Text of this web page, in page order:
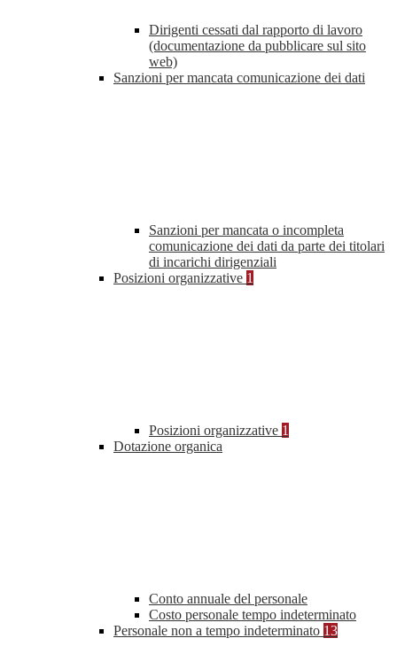
Dirigenti cessati dal rapporto di lavoro
(documentazione da pubblicare sul sito
web)
Sanzioni per mancata comunicazione dei dati
Sanzioni per mancata o incompleta
comunicazione dei dati da parte dei titolari
di incarichi dirigenziali
Posizioni organizzative 1
Posizioni organizzative 1
Dotazione organica
Conto annuale del personale
Costo personale tempo indeterminato
Personale non a tempo indeterminato 13